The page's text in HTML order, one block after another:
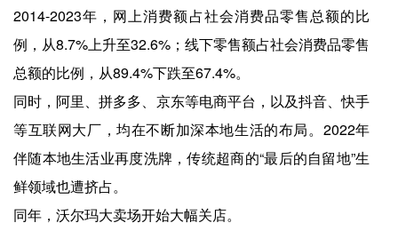
2014-2023年，网上消费额占社会消费品零售总额的比
例，从8.7%上升至32.6%；线下零售额占社会消费品零售
总额的比例，从89.4%下跌至67.4%。
同时，阿里、拼多多、京东等电商平台，以及抖音、快手
等互联网大厂，均在不断加深本地生活的布局。2022年
伴随本地生活业再度洗牌，传统超商的“最后的自留地”生
鲜领域也遭挤占。
同年，沃尔玛大卖场开始大幅关店。